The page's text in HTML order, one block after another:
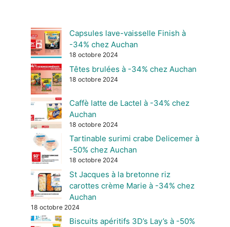
Capsules lave-vaisselle Finish à
-34% chez Auchan
18 octobre 2024
Têtes brulées à -34% chez Auchan
18 octobre 2024
Caffè latte de Lactel à -34% chez
Auchan
18 octobre 2024
Tartinable surimi crabe Delicemer à
-50% chez Auchan
18 octobre 2024
St Jacques à la bretonne riz
carottes crème Marie à -34% chez
Auchan
18 octobre 2024
Biscuits apéritifs 3D’s Lay’s à -50%